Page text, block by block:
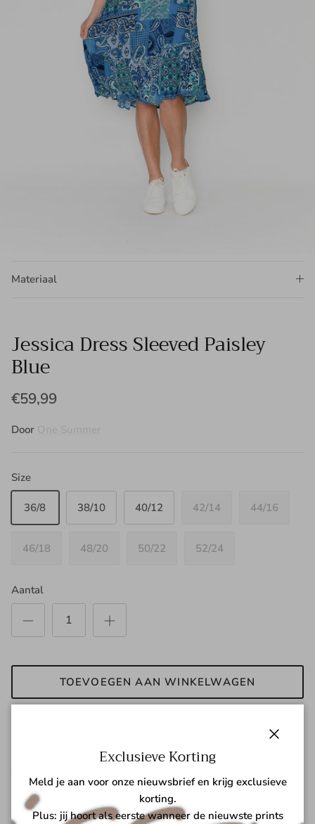
Materiaal
Jessica Dress Sleeved Paisley
Blue
€59,99
Door
Size
36/8 38/10 40/12 42/14 44/16
46/18 48/20 50/22 52/24
Aantal
TOEVOEGEN AAN WINKELWAGEN
100% Cotton - Woven
Exclusieve Korting
Meld je aan voor onze nieuwsbrief en krijg exclusieve
korting.
Plus: jij hoort als eerste wanneer de nieuwste prints